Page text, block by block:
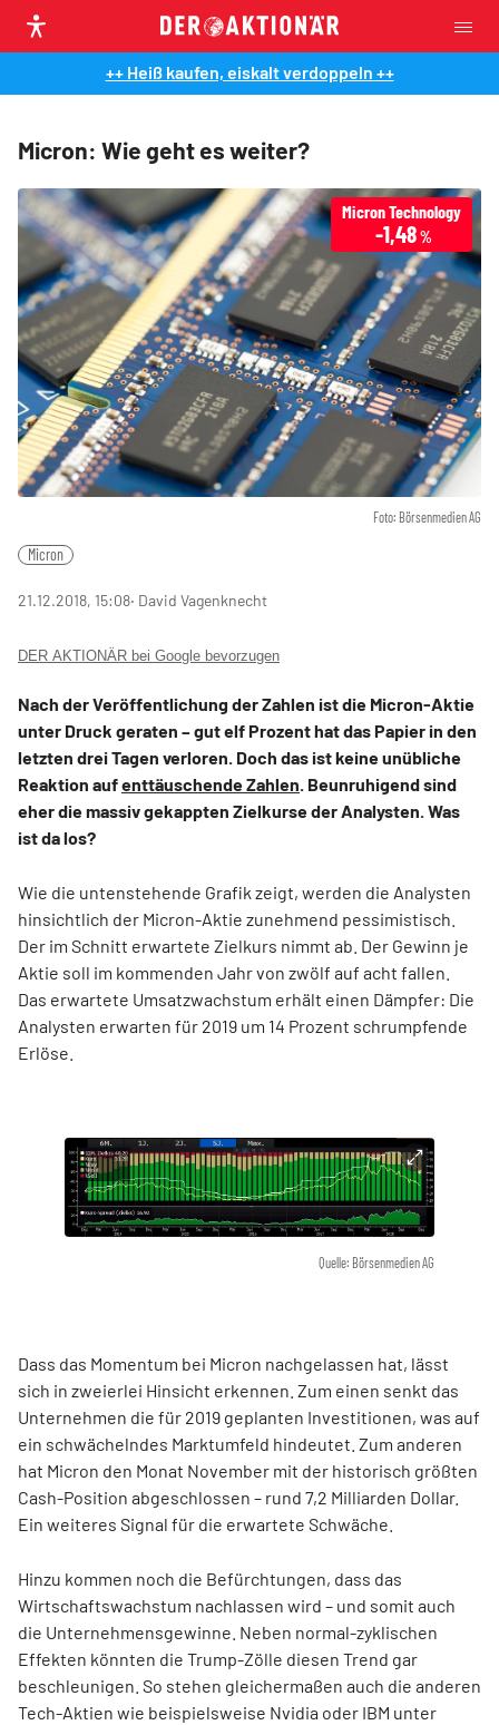
++ Heiß kaufen, eiskalt verdoppeln ++
Micron: Wie geht es weiter?
Foto: Börsenmedien AG
Micron Technology
-1,48%
Micron
21.12.2018, 15:08‧ David Vagenknecht
DER AKTIONÄR bei Google bevorzugen
Nach der Veröffentlichung der Zahlen ist die Micron-Aktie
unter Druck geraten – gut elf Prozent hat das Papier in den
letzten drei Tagen verloren. Doch das ist keine unübliche
Reaktion aufenttäuschende Zahlen. Beunruhigend sind
eher die massiv gekappten Zielkurse der Analysten. Was
ist da los?
Wie die untenstehende Grafik zeigt, werden die Analysten
hinsichtlich der Micron-Aktie zunehmend pessimistisch.
Der im Schnitt erwartete Zielkurs nimmt ab. Der Gewinn je
Aktie soll im kommenden Jahr von zwölf auf acht fallen.
Das erwartete Umsatzwachstum erhält einen Dämpfer: Die
Analysten erwarten für 2019 um 14 Prozent schrumpfende
Erlöse.
Quelle: Börsenmedien AG
Dass das Momentum bei Micron nachgelassen hat, lässt
sich in zweierlei Hinsicht erkennen. Zum einen senkt das
Unternehmen die für 2019 geplanten Investitionen, was auf
ein schwächelndes Marktumfeld hindeutet. Zum anderen
hat Micron den Monat November mit der historisch größten
Cash-Position abgeschlossen – rund 7,2 Milliarden Dollar.
Ein weiteres Signal für die erwartete Schwäche.
Hinzu kommen noch die Befürchtungen, dass das
Wirtschaftswachstum nachlassen wird – und somit auch
die Unternehmensgewinne. Neben normal-zyklischen
Effekten könnten die Trump-Zölle diesen Trend gar
beschleunigen. So stehen gleichermaßen auch die anderen
Tech-Aktien wie beispielsweise Nvidia oder IBM unter